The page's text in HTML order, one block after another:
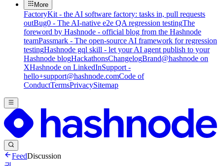
More
FactoryKit - the AI software factory: tasks in, pull requests
outBug0 - The AI-native e2e QA regression testingThe
foreword by Hashnode - official blog from the Hashnode
teamPassmark - The open-source AI framework for regression
testingHashnode gql skill - let your AI agent publish to your
Hashnode blogHackathonsChangelogBrand@hashnode on
XHashnode on LinkedInSupport -
hello+support@hashnode.comCode of
ConductTermsPrivacySitemap
FeedDiscussion